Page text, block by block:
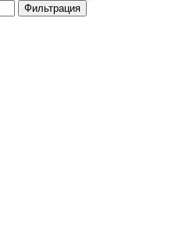
Фильтрация